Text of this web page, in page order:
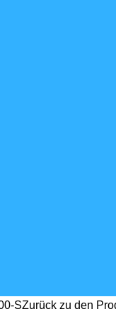
SZurück zu den